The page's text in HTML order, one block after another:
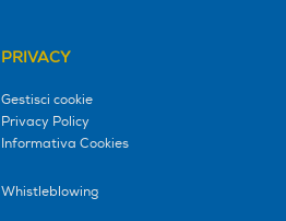
PRIVACY
Gestisci cookie
Privacy Policy
Informativa Cookies
Whistleblowing